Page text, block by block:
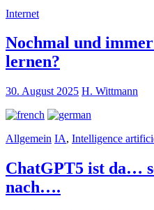
Internet
Nochmal und
lernen?
30. August 2025 H. Wittmann
Allgemein IA, Intelligence
ChatGPT5 ist da…
nach….